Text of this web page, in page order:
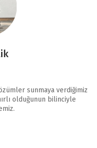
sunmaya verdiğimiz
olduğunun bilinciyle